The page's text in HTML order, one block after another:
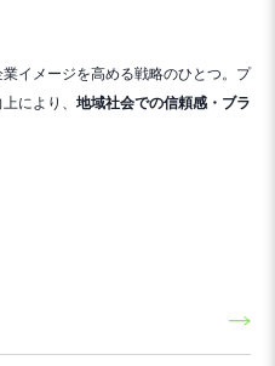
イメージを高める戦略のひとつ。プ
により、 地域社会での信頼感・ブラ